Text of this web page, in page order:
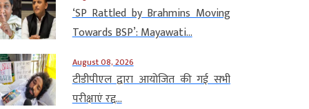
‘SP Rattled by Brahmins Moving
Towards BSP’: Mayawati...
August 08, 2026
टीडीपीएल द्वारा आयोजित की गई सभी
परीक्षाएं रद्द...